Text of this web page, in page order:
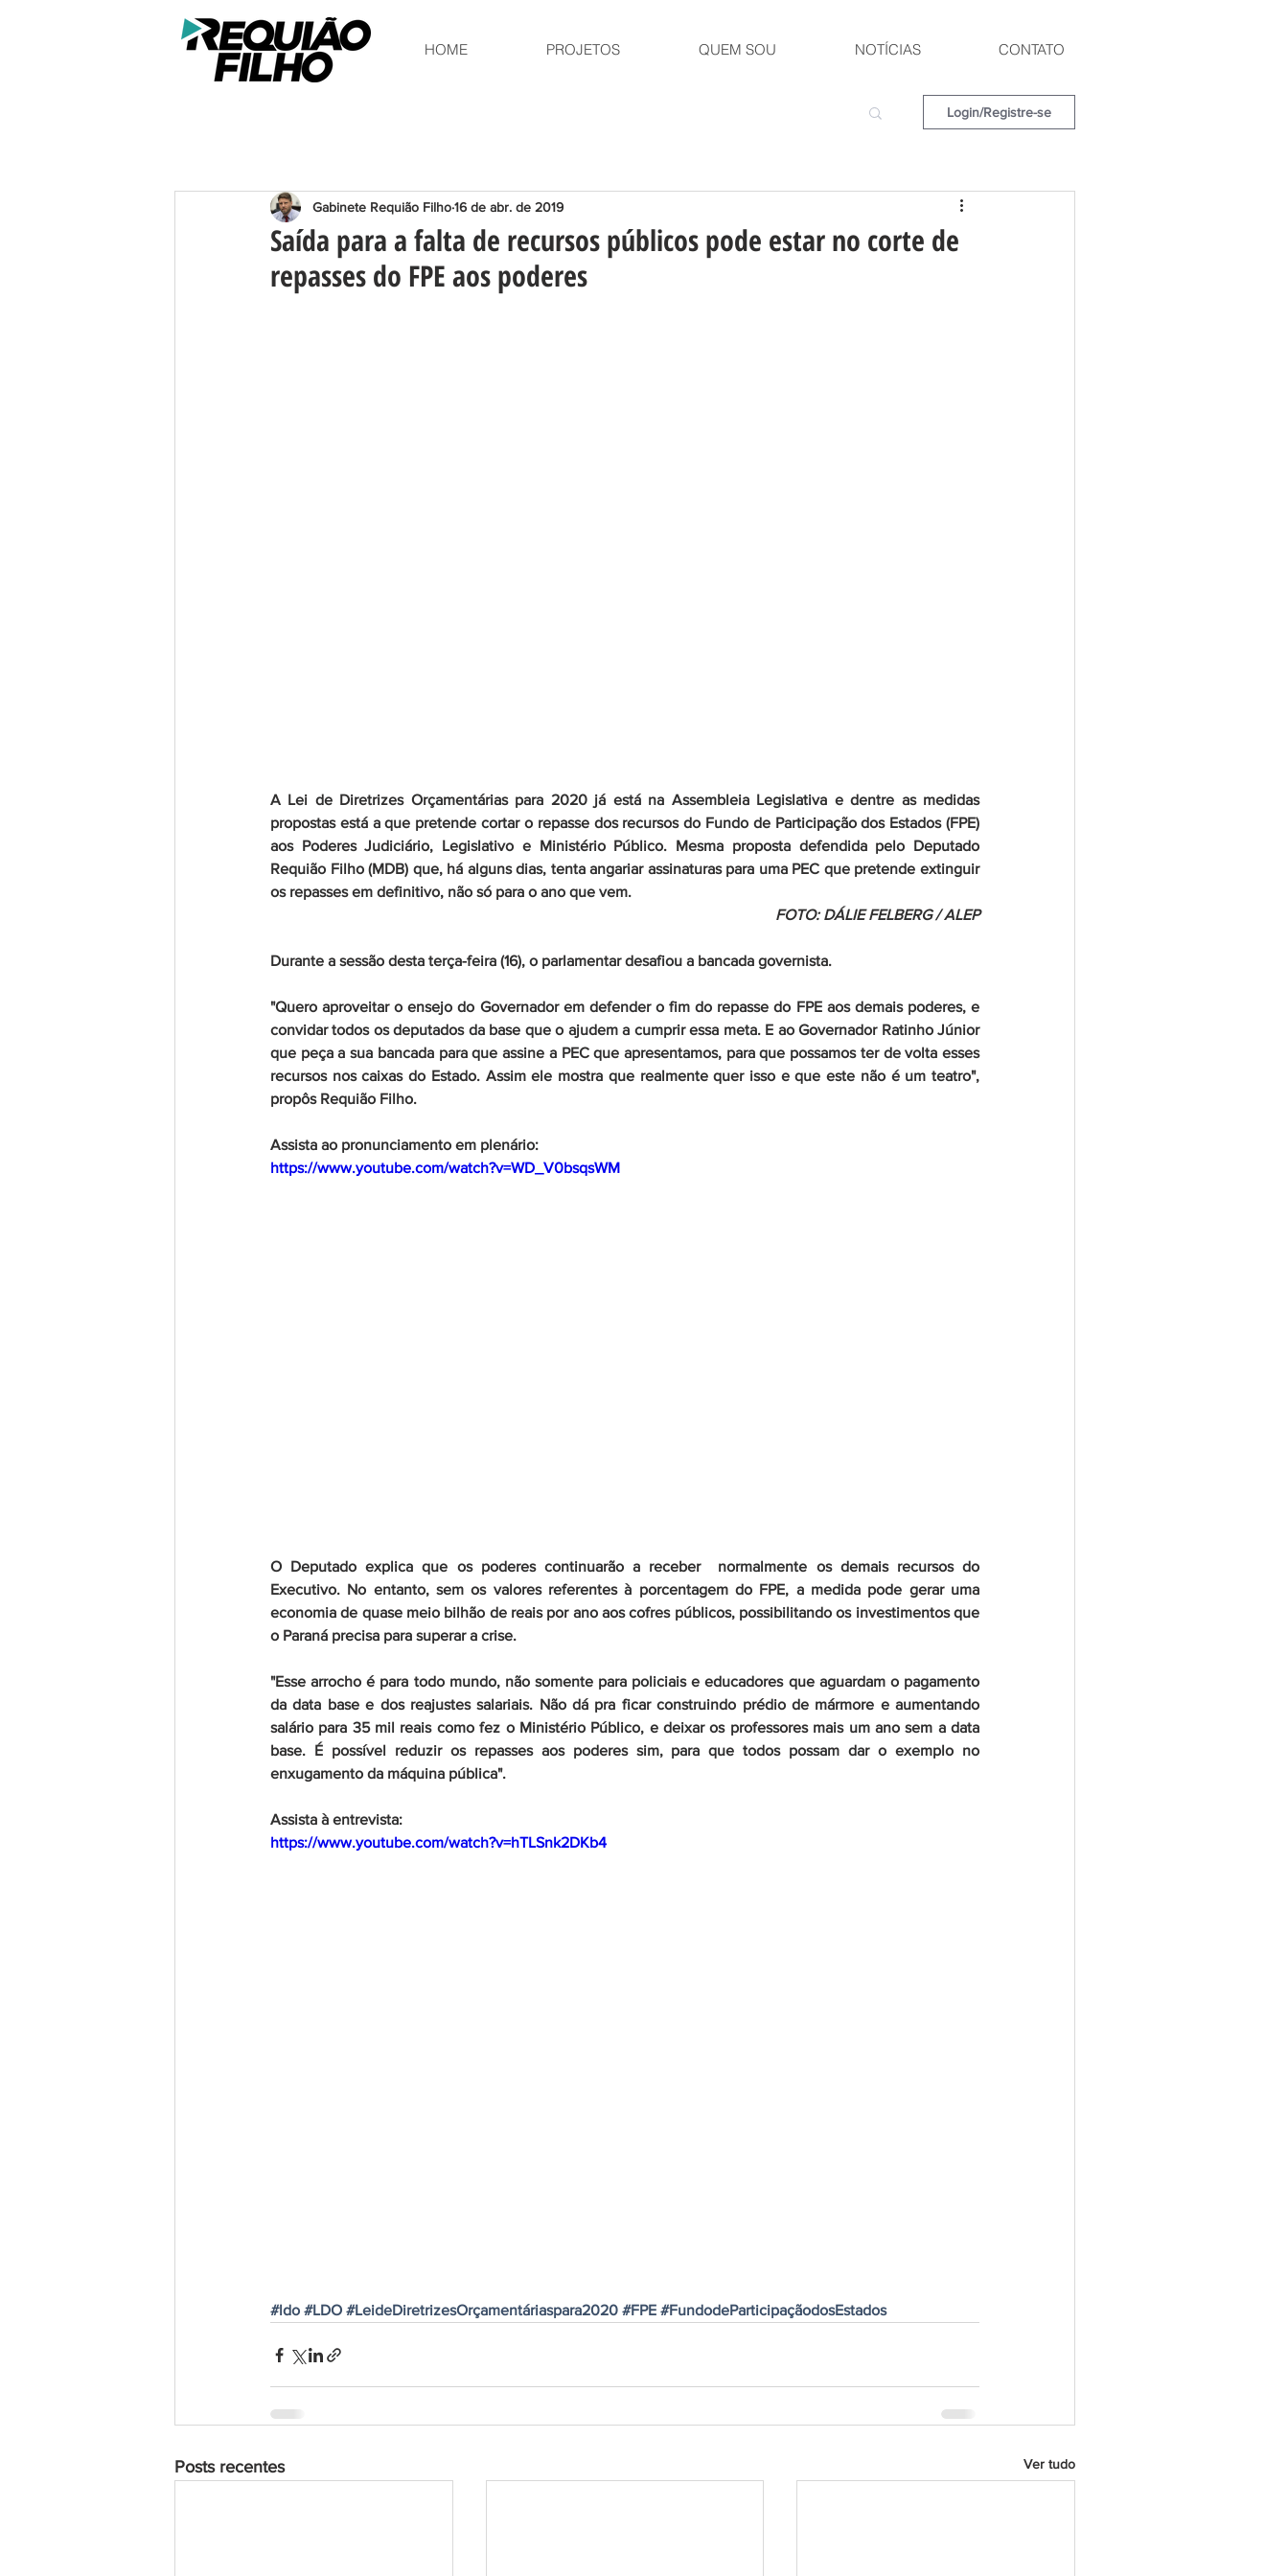
HOME PROJETOS QUEM SOU NOTÍCIAS CONTATO
Login/Registre-se
Saída para a falta de recursos públicos pode estar no corte de
repasses do FPE aos poderes
Gabinete Requião Filho16 de abr. de 2019
A Lei de Diretrizes Orçamentárias para 2020 já está na Assembleia Legislativa e dentre as medidas
propostas está a que pretende cortar o repasse dos recursos do Fundo de Participação dos Estados (FPE)
aos Poderes Judiciário, Legislativo e Ministério Público. Mesma proposta defendida pelo Deputado
Requião Filho (MDB) que, há alguns dias, tenta angariar assinaturas para uma PEC que pretende extinguir
os repasses em definitivo, não só para o ano que vem.
FOTO: DÁLIE FELBERG / ALEP
Durante a sessão desta terça-feira (16), o parlamentar desafiou a bancada governista.
"Quero aproveitar o ensejo do Governador em defender o fim do repasse do FPE aos demais poderes, e
convidar todos os deputados da base que o ajudem a cumprir essa meta. E ao Governador Ratinho Júnior
que peça a sua bancada para que assine a PEC que apresentamos, para que possamos ter de volta esses
recursos nos caixas do Estado. Assim ele mostra que realmente quer isso e que este não é um teatro",
propôs Requião Filho.
Assista ao pronunciamento em plenário:
https://www.youtube.com/watch?v=WD_V0bsqsWM
O Deputado explica que os poderes continuarão a receber  normalmente os demais recursos do
Executivo. No entanto, sem os valores referentes à porcentagem do FPE, a medida pode gerar uma
economia de quase meio bilhão de reais por ano aos cofres públicos, possibilitando os investimentos que
o Paraná precisa para superar a crise.
"Esse arrocho é para todo mundo, não somente para policiais e educadores que aguardam o pagamento
da data base e dos reajustes salariais. Não dá pra ficar construindo prédio de mármore e aumentando
salário para 35 mil reais como fez o Ministério Público, e deixar os professores mais um ano sem a data
base. É possível reduzir os repasses aos poderes sim, para que todos possam dar o exemplo no
enxugamento da máquina pública".
Assista à entrevista:
https://www.youtube.com/watch?v=hTLSnk2DKb4
#ldo #LDO #LeideDiretrizesOrçamentáriaspara2020 #FPE #FundodeParticipaçãodosEstados
Posts recentes Ver tudo